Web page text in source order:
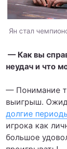
Ян стал
— Как вы
неудач и что
— Понимание
выигрыш.
долгие
игрока как
большое